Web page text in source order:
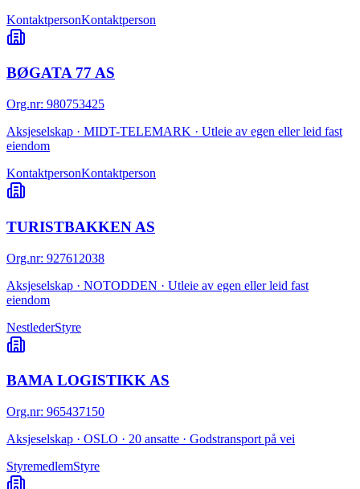
KontaktpersonKontaktperson
BØGATA 77 AS
Org.nr: 980753425
Aksjeselskap · MIDT-TELEMARK · Utleie av egen eller leid fast
eiendom
KontaktpersonKontaktperson
TURISTBAKKEN AS
Org.nr: 927612038
Aksjeselskap · NOTODDEN · Utleie av egen eller leid fast
eiendom
NestlederStyre
BAMA LOGISTIKK AS
Org.nr: 965437150
Aksjeselskap · OSLO · 20 ansatte · Godstransport på vei
StyremedlemStyre